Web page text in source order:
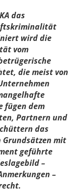
das
wird die
vom
die meist von
fügen dem
Partnern und
das
Grundsätzen mit
geführte
–
–